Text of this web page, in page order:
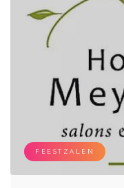
FEESTZALEN